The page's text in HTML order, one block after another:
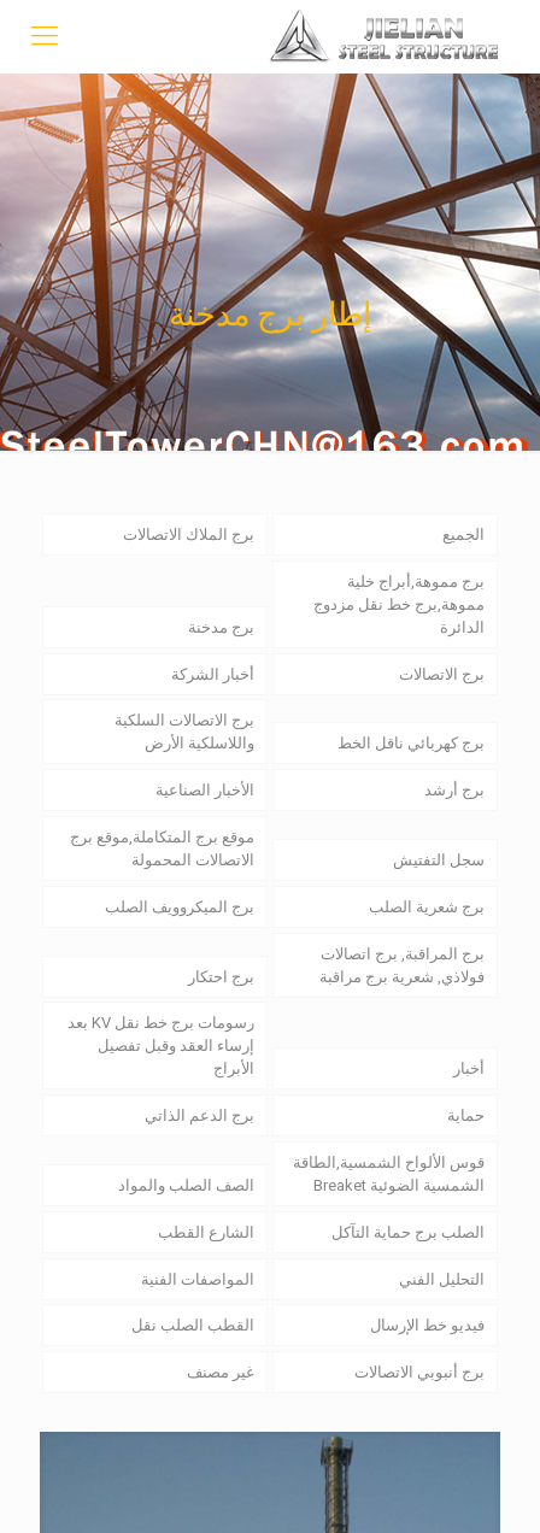
إطار برج مدخنة
الجميع برج الملاك الاتصالات
برج مموهة,أبراج خلية
مموهة,برج خط نقل مزدوج
الدائرة
برج مدخنة
برج الاتصالات أخبار الشركة
برج كهربائي ناقل الخط
برج الاتصالات السلكية
واللاسلكية الأرض
برج أرشد الأخبار الصناعية
سجل التفتيش
موقع برج المتكاملة,موقع برج
الاتصالات المحمولة
برج شعرية الصلب برج الميكروويف الصلب
برج المراقبة, برج اتصالات
فولاذي, شعرية برج مراقبة
برج احتكار
أخبار
رسومات برج خط نقل KV بعد
إرساء العقد وقبل تفصيل
الأبراج
حماية برج الدعم الذاتي
قوس الألواح الشمسية,الطاقة
الشمسية الضوئية Breaket
الصف الصلب والمواد
الصلب برج حماية التآكل الشارع القطب
التحليل الفني المواصفات الفنية
فيديو خط الإرسال القطب الصلب نقل
برج أنبوبي الاتصالات غير مصنف